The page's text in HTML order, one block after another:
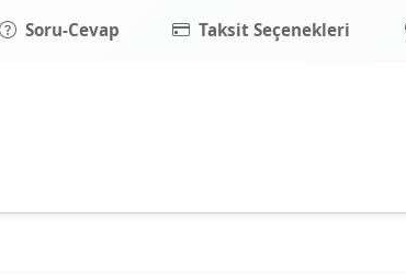
Soru-Cevap Taksit Seçenekleri